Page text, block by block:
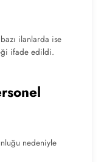
ilanlarda ise
ifade edildi.
nedeniyle